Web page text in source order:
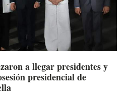
a llegar presidentes y
presidencial de